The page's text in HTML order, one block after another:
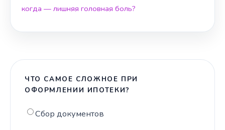
когда — лишняя головная боль?
ЧТО САМОЕ СЛОЖНОЕ ПРИ
ОФОРМЛЕНИИ ИПОТЕКИ?
Сбор документов